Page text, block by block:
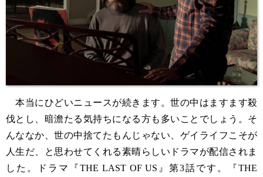
本当にひどいニュースが続きます。世の中はますます殺
伐とし、暗澹たる気持ちになる方も多いことでしょう。そ
んななか、世の中捨てたもんじゃない、ゲイライフこそが
人生だ、と思わせてくれる素晴らしいドラマが配信されま
した。ドラマ『THE LAST OF US』第3話です。『THE